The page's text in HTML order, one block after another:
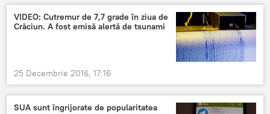
VIDEO: Cutremur de 7,7 grade în ziua de
Crăciun. A fost emisă alertă de tsunami
25 Decembrie 2016, 17:16
SUA sunt îngrijorate de popularitatea